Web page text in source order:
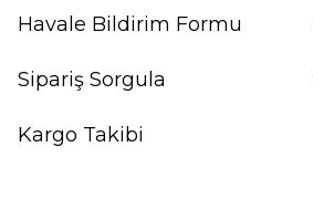
Havale Bildirim Formu
Sipariş Sorgula
Kargo Takibi